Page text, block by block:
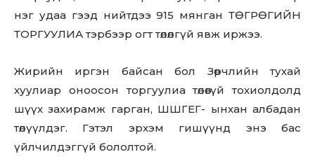
Don't miss
Sing up for our newsletter
to stay in the loop.
SUBSCRIBE
нэг удаа гээд нийтдээ 915 мянган ТӨГРӨГИЙН
ТОРГУУЛИА тэрбээр огт төлөлгүй явж иржээ.
Жирийн иргэн байсан бол Зөрчлийн тухай
хуулиар оноосон торгуулиа төлөөгүй тохиолдолд
шүүх захирамж гарган, ШШГЕГ- ынхан албадан
төлүүлдэг. Гэтэл эрхэм гишүүнд энэ бас
үйлчилдэггүй бололтой.